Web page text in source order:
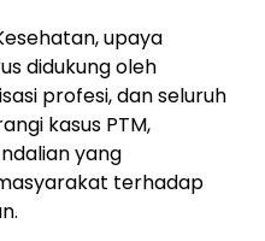
upaya
didukung oleh
profesi, dan seluruh
kasus PTM,
yang
terhadap